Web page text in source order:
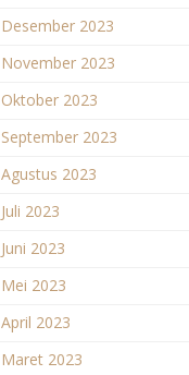
Desember 2023
November 2023
Oktober 2023
September 2023
Agustus 2023
Juli 2023
Juni 2023
Mei 2023
April 2023
Maret 2023